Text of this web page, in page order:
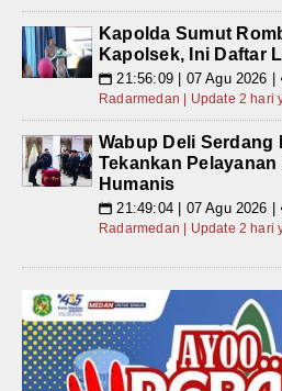
Kapolda Sumut
Kapolsek, Ini Daftar
📅 21:56:09 | 07 Agu 2026
Radarmedan | Update 2 hari
Wabup Deli Serdang
Tekankan
Humanis
📅 21:49:04 | 07 Agu 2026
Radarmedan | Update 2 hari